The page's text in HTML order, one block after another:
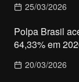
25/03/2026
Polpa Brasil
64,33% em
20/03/2026